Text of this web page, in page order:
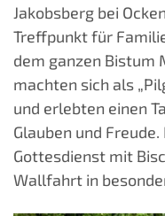
Jakobsberg bei
Treffpunkt für
dem ganzen Bistum
machten sich als
und erlebten einen
Glauben und
Gottesdienst mit
Wallfahrt in